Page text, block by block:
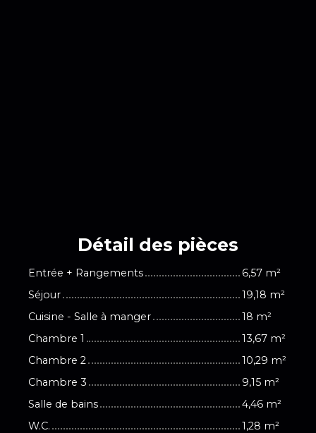
Détail des pièces
Entrée + Rangements
6,57 m²
Séjour
19,18 m²
Cuisine - Salle à manger
18 m²
Chambre 1
13,67 m²
Chambre 2
10,29 m²
Chambre 3
9,15 m²
Salle de bains
4,46 m²
W.C.
1,28 m²